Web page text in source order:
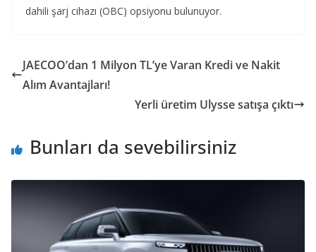
dahili şarj cihazı (OBC) opsiyonu bulunuyor.
JAECOO’dan 1 Milyon TL’ye Varan Kredi ve Nakit
Alım Avantajları!
Yerli üretim Ulysse satışa çıktı
Bunları da sevebilirsiniz